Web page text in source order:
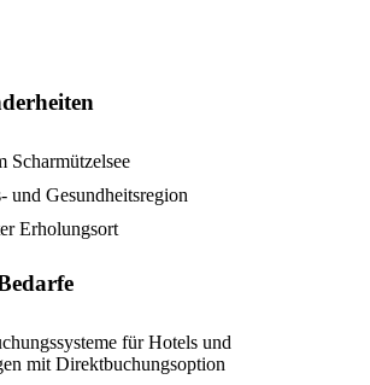
Scharmützelsee
und Gesundheitsregion
Erholungsort
für Hotels und
mit Direktbuchungsoption